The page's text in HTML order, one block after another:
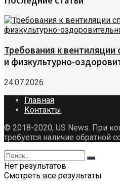
Требования к
и физкультурно-
24.07.2026
Главная
Контакты
© 2018-2020, US News. При
требуется наличие обратной
Нет результатов
Смотреть все результаты